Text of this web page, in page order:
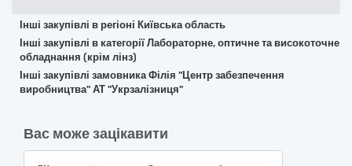
Інші закупівлі в регіоні Київська область
Інші закупівлі в категорії Лабораторне, оптичне та високоточне
обладнання (крім лінз)
Інші закупівлі замовника Філія "Центр забезпечення
виробництва" АТ "Укрзалізниця"
Вас може зацікавити